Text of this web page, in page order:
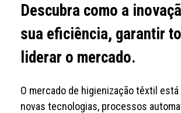
Descubra como a
sua eficiência, garantir
liderar o mercado.
O mercado de higienização têxtil
novas tecnologias, processos